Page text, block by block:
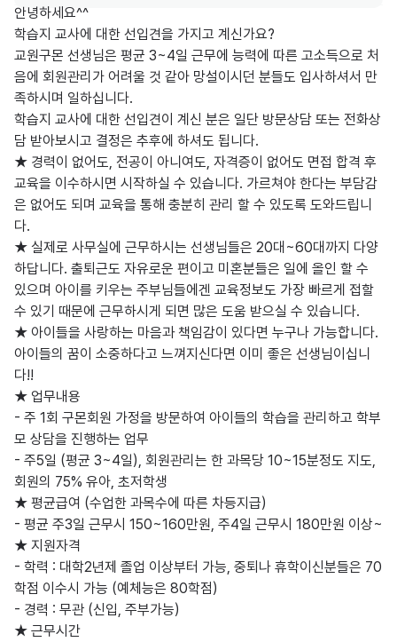
안녕하세요^^
학습지 교사에 대한 선입견을 가지고 계신가요?
교원구몬 선생님은 평균 3~4일 근무에 능력에 따른 고소득으로 처
음에 회원관리가 어려울 것 같아 망설이시던 분들도 입사하셔서 만
족하시며 일하십니다.
학습지 교사에 대한 선입견이 계신 분은 일단 방문상담 또는 전화상
담 받아보시고 결정은 추후에 하셔도 됩니다.
★ 경력이 없어도, 전공이 아니여도, 자격증이 없어도 면접 합격 후
교육을 이수하시면 시작하실 수 있습니다. 가르쳐야 한다는 부담감
은 없어도 되며 교육을 통해 충분히 관리 할 수 있도록 도와드립니
다.
★ 실제로 사무실에 근무하시는 선생님들은 20대~60대까지 다양
하답니다. 출퇴근도 자유로운 편이고 미혼분들은 일에 올인 할 수
있으며 아이를 키우는 주부님들에겐 교육정보도 가장 빠르게 접할
수 있기 때문에 근무하시게 되면 많은 도움 받으실 수 있습니다.
★ 아이들을 사랑하는 마음과 책임감이 있다면 누구나 가능합니다.
아이들의 꿈이 소중하다고 느껴지신다면 이미 좋은 선생님이십니
다!!
★ 업무내용
- 주 1회 구몬회원 가정을 방문하여 아이들의 학습을 관리하고 학부
모 상담을 진행하는 업무
- 주5일 (평균 3~4일), 회원관리는 한 과목당 10~15분정도 지도,
회원의 75% 유아, 초저학생
★ 평균급여 (수업한 과목수에 따른 차등지급)
- 평균 주3일 근무시 150~160만원, 주4일 근무시 180만원 이상~
★ 지원자격
- 학력 : 대학2년제 졸업 이상부터 가능, 중퇴나 휴학이신분들은 70
학점 이수시 가능 (예체능은 80학점)
- 경력 : 무관 (신입, 주부가능)
★ 근무시간